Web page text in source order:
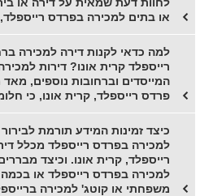
לחוות דעת שמאית על דירה או
או בתים למכירה בפרדס רייספלד,
למה כדאי לקנות דירה למכירה
רייספלד קרית אונו? דירות
המייסדים וברחובות נוספים,
פרדס רייספלד, קרית אונו, כי
כיצד זמינות המידע תורמת
למכירה בפרדס רייספלד מכלל
רייספלד, קרית אונו. וכיצד
למכירה בפרדס רייספלד או בכמה
משפחתי או קוטג' למכירה